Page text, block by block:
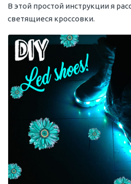
В этой простой инструкции я
светящиеся кроссовки.